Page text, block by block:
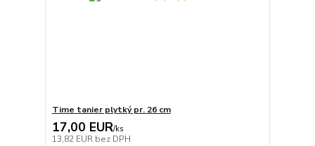
Time tanier plytký pr. 26 cm
17,00 EUR/ks
13,82 EUR bez DPH